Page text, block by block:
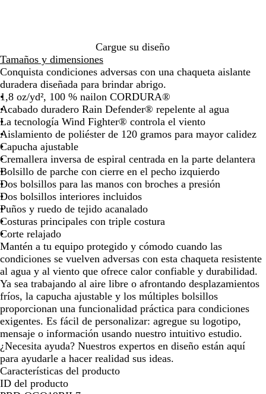
arrastrar
arrastrar
arrastrar
a
Cargue su diseño
Tamaños y dimensiones
Conquista condiciones adversas con una chaqueta aislante
duradera diseñada para brindar abrigo.
1,8 oz/yd², 100 % nailon CORDURA®
Acabado duradero Rain Defender® repelente al agua
La tecnología Wind Fighter® controla el viento
Aislamiento de poliéster de 120 gramos para mayor calidez
Capucha ajustable
Cremallera inversa de espiral centrada en la parte delantera
Bolsillo de parche con cierre en el pecho izquierdo
Dos bolsillos para las manos con broches a presión
Dos bolsillos interiores incluidos
Puños y ruedo de tejido acanalado
Costuras principales con triple costura
Corte relajado
Mantén a tu equipo protegido y cómodo cuando las
condiciones se vuelven adversas con esta chaqueta resistente
al agua y al viento que ofrece calor confiable y durabilidad.
Ya sea trabajando al aire libre o afrontando desplazamientos
fríos, la capucha ajustable y los múltiples bolsillos
proporcionan una funcionalidad práctica para condiciones
exigentes. Es fácil de personalizar: agregue su logotipo,
mensaje o información usando nuestro intuitivo estudio.
¿Necesita ayuda? Nuestros expertos en diseño están aquí
para ayudarle a hacer realidad sus ideas.
Características del producto
ID del producto